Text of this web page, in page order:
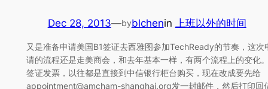
Dec 28, 2013—byblchenin 上班以外的时间
又是准备申请美国B1签证去西雅图参加TechReady的节奏，这次
请的流程还是走美商会，和去年基本一样，有两个流程上的变化
签证发票，以往都是直接到中信银行柜台购买，现在改成要先给
appointment@amcham-shanghai.org发一封邮件，然后打印回